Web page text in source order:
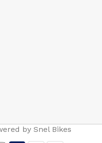
by Snel Bikes